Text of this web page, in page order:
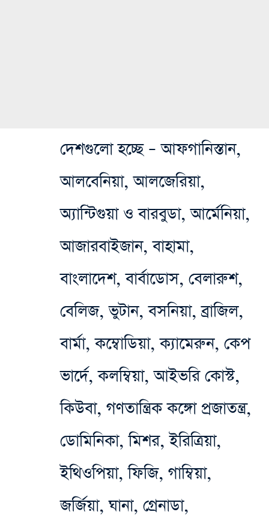
দেশগুলো হচ্ছে – আফগানিস্তান,
আলবেনিয়া, আলজেরিয়া,
অ্যান্টিগুয়া ও বারবুডা, আর্মেনিয়া,
আজারবাইজান, বাহামা,
বাংলাদেশ, বার্বাডোস, বেলারুশ,
বেলিজ, ভুটান, বসনিয়া, ব্রাজিল,
বার্মা, কম্বোডিয়া, ক্যামেরুন, কেপ
ভার্দে, কলম্বিয়া, আইভরি কোস্ট,
কিউবা, গণতান্ত্রিক কঙ্গো প্রজাতন্ত্র,
ডোমিনিকা, মিশর, ইরিত্রিয়া,
ইথিওপিয়া, ফিজি, গাম্বিয়া,
জর্জিয়া, ঘানা, গ্রেনাডা,